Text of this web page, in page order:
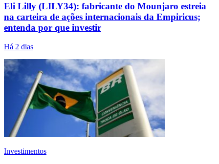
Eli Lilly (LILY34): fabricante do Mounjaro estreia
na carteira de ações internacionais da Empiricus;
entenda por que investir
Há 2 dias
Investimentos